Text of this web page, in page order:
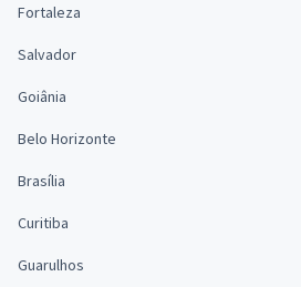
Fortaleza
Salvador
Goiânia
Belo Horizonte
Brasília
Curitiba
Guarulhos